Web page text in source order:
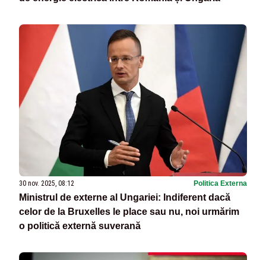
30 nov. 2025, 08:12 Politica Externa
Ministrul de externe al Ungariei: Indiferent dacă
celor de la Bruxelles le place sau nu, noi urmărim
o politică externă suverană